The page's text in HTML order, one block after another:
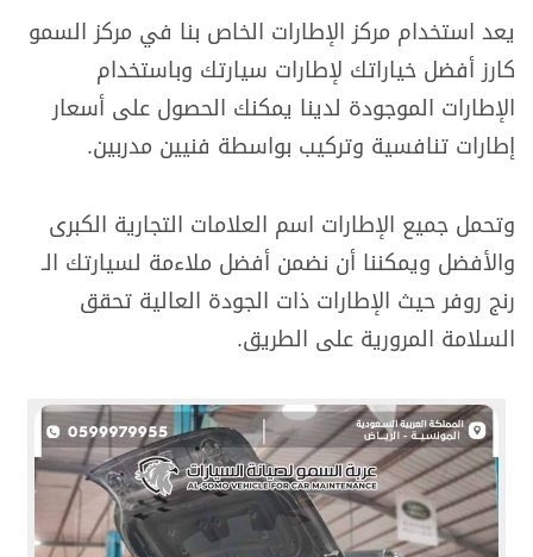
يعد استخدام مركز الإطارات الخاص بنا في مركز السمو
كارز أفضل خياراتك لإطارات سيارتك وباستخدام
الإطارات الموجودة لدينا يمكنك الحصول على أسعار
إطارات تنافسية وتركيب بواسطة فنيين مدربين.
وتحمل جميع الإطارات اسم العلامات التجارية الكبرى
والأفضل ويمكننا أن نضمن أفضل ملاءمة لسيارتك الـ
رنج روفر حيث الإطارات ذات الجودة العالية تحقق
السلامة المرورية على الطريق.